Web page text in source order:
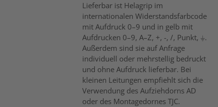
Lieferbar ist Helagrip im
internationalen Widerstandsfarbcode
mit Aufdruck 0–9 und in gelb mit
Aufdrucken 0–9, A–Z, +, -, /, Punkt, ⏚.
Außerdem sind sie auf Anfrage
individuell oder mehrstellig bedruckt
und ohne Aufdruck lieferbar. Bei
kleinen Leitungen empfiehlt sich die
Verwendung des Aufziehdorns AD
oder des Montagedornes TJC.